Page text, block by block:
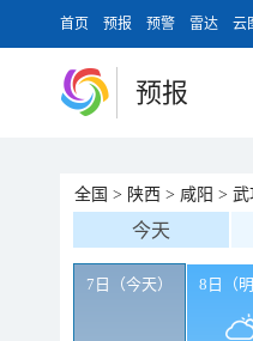
首页 预报 预警 雷达 云
预报
全国 > 陕西 > 咸阳 > 武
今天
7日（今天） 8日（明